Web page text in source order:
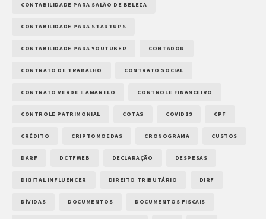
CONTABILIDADE PARA SALÃO DE BELEZA
CONTABILIDADE PARA STARTUPS
CONTABILIDADE PARA YOUTUBER CONTADOR
CONTRATO DE TRABALHO CONTRATO SOCIAL
CONTRATO VERDE E AMARELO CONTROLE FINANCEIRO
CONTROLE PATRIMONIAL COTAS COVID19 CPF
CRÉDITO CRIPTOMOEDAS CRONOGRAMA CUSTOS
DARF DCTFWEB DECLARAÇÃO DESPESAS
DIGITAL INFLUENCER DIREITO TRIBUTÁRIO DIRF
DÍVIDAS DOCUMENTOS DOCUMENTOS FISCAIS